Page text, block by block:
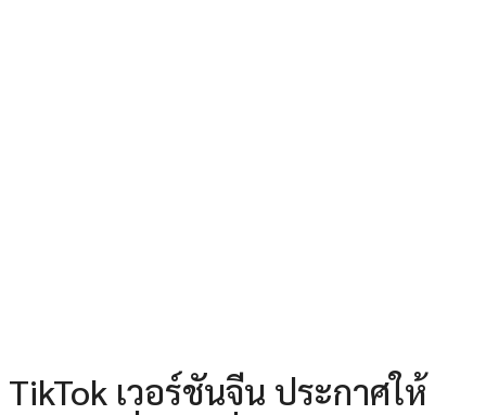
TikTok เวอร์ชันจีน ประกาศให้